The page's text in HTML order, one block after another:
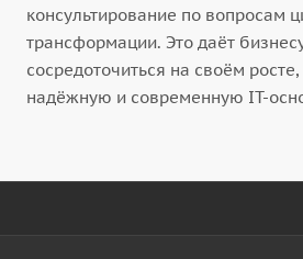
консультирование по вопросам
трансформации. Это даёт
сосредоточиться на своём
надёжную и современную IT-